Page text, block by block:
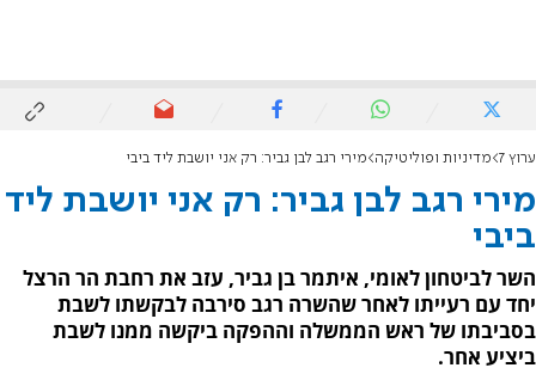
ערוץ 7 מדיניות ופוליטיקה מירי רגב לבן גביר: רק אני יושבת ליד ביבי
מירי רגב לבן גביר: רק אני יושבת ליד
ביבי
השר לביטחון לאומי, איתמר בן גביר, עזב את רחבת הר הרצל
יחד עם רעייתו לאחר שהשרה רגב סירבה לבקשתו לשבת
בסביבתו של ראש הממשלה וההפקה ביקשה ממנו לשבת
ביציע אחר.